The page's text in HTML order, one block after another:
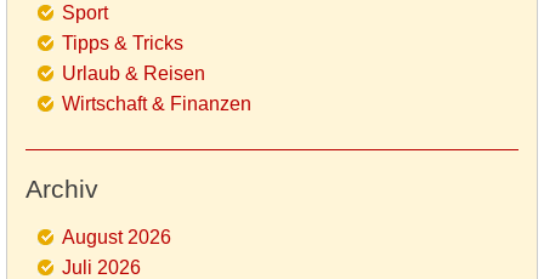
Sport
Tipps & Tricks
Urlaub & Reisen
Wirtschaft & Finanzen
Archiv
August 2026
Juli 2026